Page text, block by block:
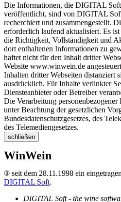
Die Informationen, die DIGITAL
veröffentlicht, sind von DIGITAL
recherchiert und zusammengestellt.
erforderlich laufend aktualisiert. Es
die Richtigkeit, Vollständigkeit und
dort enthaltenen Informationen zu
haftet nicht für den Inhalt dritter
Website www.winwein.de
Inhalten dritter Webseiten
ausdrücklich. Für Inhalte verlinkter
Diensteanbieter oder Betreiber
Die Verarbeitung
unter Beachtung der gesetzlichen
Bundesdatenschutzgesetzes, des
des Telemediengesetzes.
schließen
WinWein
® seit dem 28.11.1998 ein
DIGITAL Soft.
DIGITAL Soft - the wine